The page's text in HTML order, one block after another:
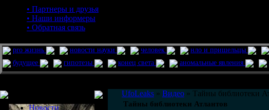
• Партнеры и друзья
• Наши информеры
• Обратная связь
pro жизнь новости науки человек нло и пришельцы
будущее
гипотезы конец света аномальные явления
Новости
UfoLeaks » Видео » Тайны библиотеки
Тайны библиотеки Атлантов